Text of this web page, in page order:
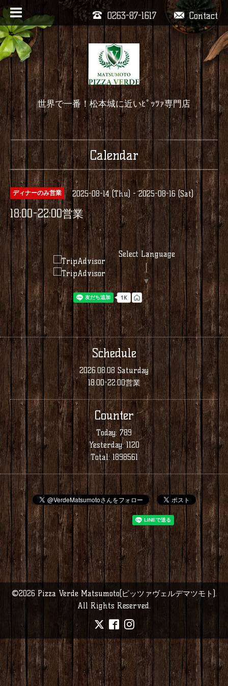
Contact
0263-87-1617
世界で一番！松本城に近いﾋﾟｯﾂｧ専門店
Calendar
ディナーのみ営業 2025-08-14 (Thu) - 2025-08-16 (Sat)
18:00-22:00営業
Select Language
▼
Schedule
2026.08.08 Saturday
18:00-22:00営業
Counter
Today:789
Yesterday:1120
Total:1898561
©2026 Pizza Verde Matsumoto(ピッツァヴェルデマツモト).
All Rights Reserved.